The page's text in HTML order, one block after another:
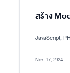
สร้าง
JavaScript,
Nov. 17, 2024